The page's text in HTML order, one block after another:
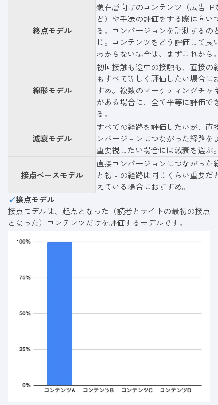
終点モデル
顕在層向けのコンテンツ（広告LP
ど）や手法の評価をする際に向い
る。コンバージョンを計測するの
じ。コンテンツをどう評価して良
わからない場合は、まずこれから
線形モデル
初回接触も途中の接触も、直接の
もすべて等しく評価したい場合に
すめ。複数のマーケティングチャ
がある場合に、全て平等に評価で
る。
減衰モデル
すべての経路を評価したいが、直
ンバージョンにつながった経路を
重要視したい場合には減衰を選ぶ
接点ベースモデル
直接コンバージョンにつながった
と初回の経路は同じくらい重要だ
えている場合におすすめ。
✓接点モデル
接点モデルは、起点となった（読者とサイトの最初の接点
となった）コンテンツだけを評価するモデルです。